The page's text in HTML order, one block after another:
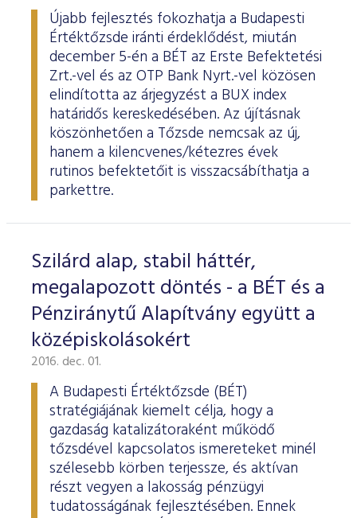
Újabb fejlesztés fokozhatja a Budapesti
Értéktőzsde iránti érdeklődést, miután
december 5-én a BÉT az Erste Befektetési
Zrt.-vel és az OTP Bank Nyrt.-vel közösen
elindította az árjegyzést a BUX index
határidős kereskedésében. Az újításnak
köszönhetően a Tőzsde nemcsak az új,
hanem a kilencvenes/kétezres évek
rutinos befektetőit is visszacsábíthatja a
parkettre.
Szilárd alap, stabil háttér,
megalapozott döntés - a BÉT és a
Pénziránytű Alapítvány együtt a
középiskolásokért
2016. dec. 01.
A Budapesti Értéktőzsde (BÉT)
stratégiájának kiemelt célja, hogy a
gazdaság katalizátoraként működő
tőzsdével kapcsolatos ismereteket minél
szélesebb körben terjessze, és aktívan
részt vegyen a lakosság pénzügyi
tudatosságának fejlesztésében. Ennek